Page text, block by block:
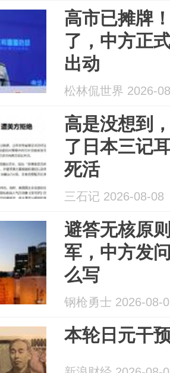
高市已摊牌
了，中方正
出动
松林侃世界 2026-
高是没想到
了日本三记
死活
三石记 2026-08-08
避答无核原
军，中方发
么写
钢枪勇士 2026-08-
本轮日元干